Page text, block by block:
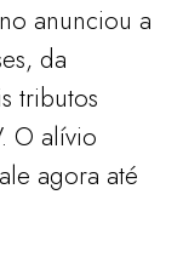
anunciou a
da
tributos
O alívio
agora até